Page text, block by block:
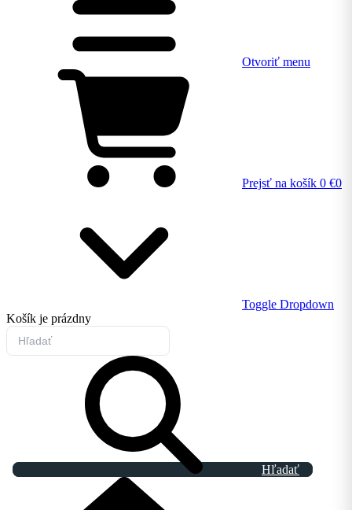
Otvoriť menu
Prejsť na košík 0 €0
Toggle Dropdown
Košík je prázdny
Hľadať